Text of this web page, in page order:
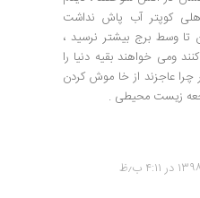
کوپتر آب پاش نداشت
تا وسط برج بیشتر نرسید ،
ومی خواهند بقیه دنیا را
عاجزند از خا موش کردن
زیست محیطی .